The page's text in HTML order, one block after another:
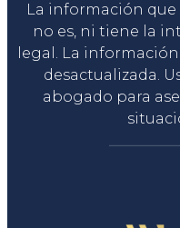
La información
no es, ni tiene la
legal. La
desactualizada.
abogado para